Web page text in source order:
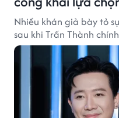
Nhiều khán giả bày tỏ
sau khi Trấn Thành